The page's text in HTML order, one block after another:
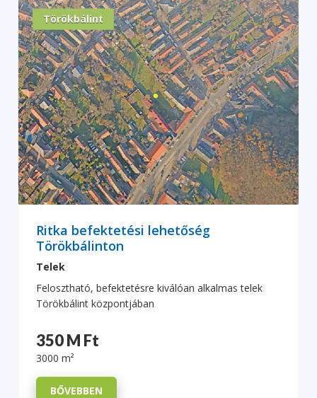
Törökbálint
Ritka befektetési lehetőség
Törökbálinton
Telek
Felosztható, befektetésre kiválóan alkalmas telek
Törökbálint központjában
350 M Ft
3000 m²
BŐVEBBEN